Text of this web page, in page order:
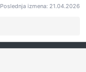
Poslednja izmena: 21.04.2026